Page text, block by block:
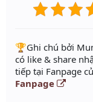
️🏆Ghi chú bởi
có like & share
tiếp tại Fanpage
Fanpage